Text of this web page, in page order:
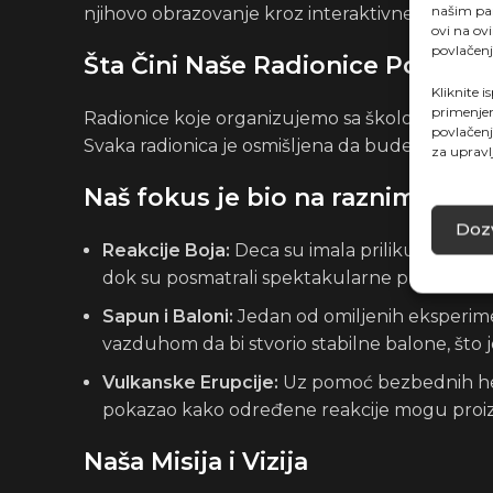
našim
ovi na
Kliknite
za
njihovo obrazovanje kroz interaktivne
Šta Čini Naše Radionice
Radionice koje organizujemo sa školom
Svaka radionica je osmišljena da bude i
Naš fokus je bio na raznim
Reakcije Boja: Deca su imala priliku da vide
dok su posmatrali spektakularne promene
Sapun i Baloni: Jedan od omiljenih
vazduhom da bi stvorio stabilne balone, što
Vulkanske Erupcije: Uz pomoć bezbednih
pokazao kako određene reakcije mogu
Naša Misija i Vizija